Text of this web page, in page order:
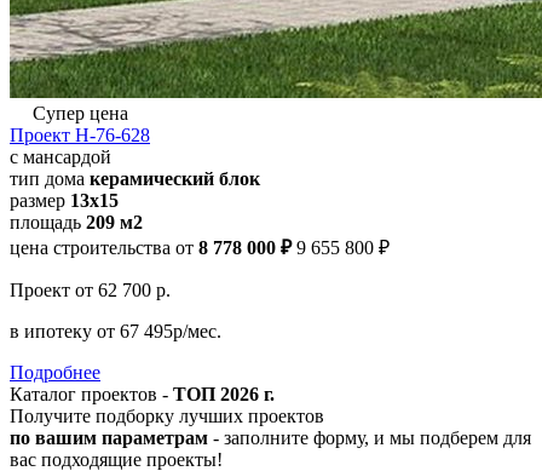
Супер цена
Проект Н-76-628
с мансардой
тип дома керамический блок
размер 13x15
площадь 209 м2
цена строительства от 8 778 000 ₽ 9 655 800 ₽
Проект от 62 700 р.
в ипотеку от 67 495р/мес.
Подробнее
Каталог проектов - ТОП 2026 г.
Получите подборку лучших проектов
по вашим параметрам - заполните форму, и мы подберем для
вас подходящие проекты!